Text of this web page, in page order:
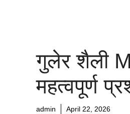
गुलेर शैली
महत्वपूर्ण
admin April 22, 2026